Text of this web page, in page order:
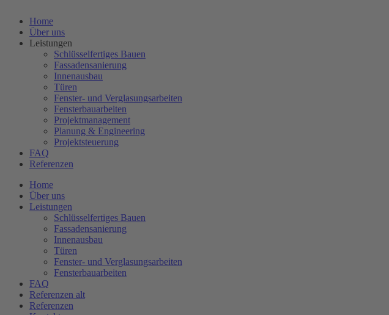
Home
Über uns
Leistungen
Schlüsselfertiges Bauen
Fassadensanierung
Innenausbau
Türen
Fenster- und Verglasungsarbeiten
Fensterbauarbeiten
Projektmanagement
Planung & Engineering
Projektsteuerung
FAQ
Referenzen
Home
Über uns
Leistungen
Schlüsselfertiges Bauen
Fassadensanierung
Innenausbau
Türen
Fenster- und Verglasungsarbeiten
Fensterbauarbeiten
FAQ
Referenzen alt
Referenzen